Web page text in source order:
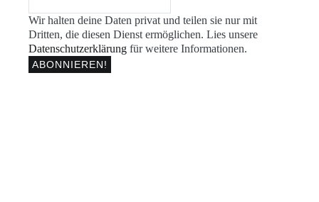
Wir halten deine Daten privat und teilen sie nur mit
Dritten, die diesen Dienst ermöglichen. Lies unsere
Datenschutzerklärung für weitere Informationen.